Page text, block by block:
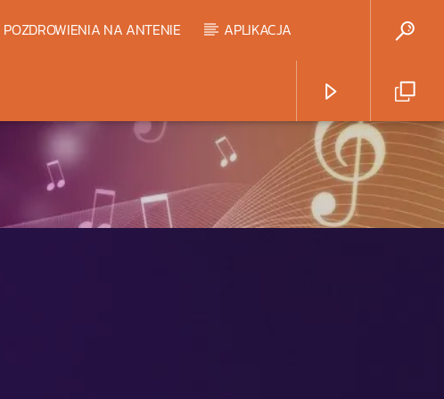
POZDROWIENIA NA ANTENIE APLIKACJA